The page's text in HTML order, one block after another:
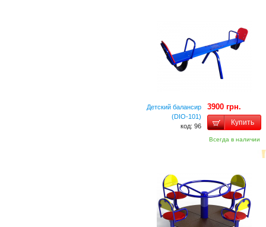
Детский балансир
(DIO-101)
код: 96
3900 грн.
Купить
Всегда в наличии